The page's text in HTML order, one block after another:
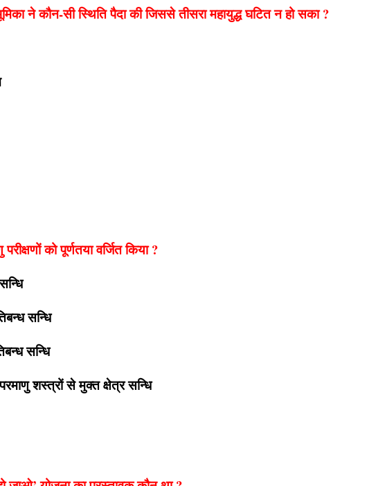
ने कौन-सी स्थिति पैदा की जिससे तीसरा महायुद्ध घटित न हो सका ?
को पूर्णतया वर्जित किया ?
सन्धि
सन्धि
परमाणु शस्त्रों से मुक्त क्षेत्र सन्धि